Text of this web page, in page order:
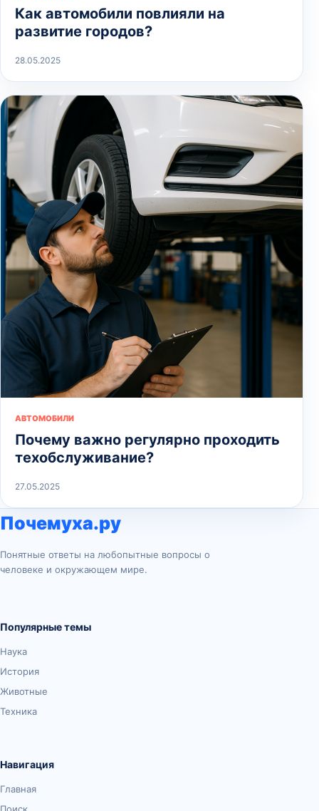
Как автомобили повлияли на
развитие городов?
28.05.2025
АВТОМОБИЛИ
Почему важно регулярно проходить
техобслуживание?
27.05.2025
Почемуха.ру
Понятные ответы на любопытные вопросы о
человеке и окружающем мире.
Популярные темы
Наука
История
Животные
Техника
Навигация
Главная